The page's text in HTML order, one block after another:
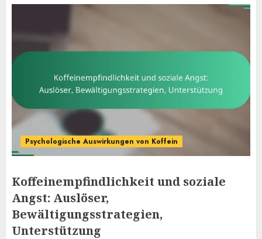
Psychologische Auswirkungen von Koffein
Koffeinempfindlichkeit und soziale
Angst: Auslöser,
Bewältigungsstrategien,
Unterstützung